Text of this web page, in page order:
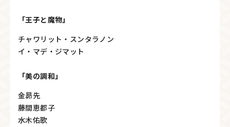
「王子と魔物」
チャワリット・スンタラノン
イ・マデ・ジマット
「美の調和」
金昴先
藤間恵都子
水木佑歌